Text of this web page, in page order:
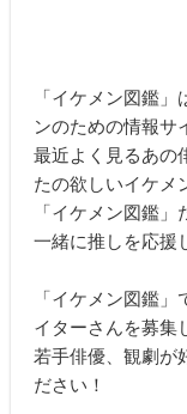
「イケメン図鑑
ンのための情報サ
最近よく見るあの
たの欲しいイケメ
「イケメン図鑑」
一緒に推しを応援
「イケメン図鑑
イターさんを募集
若手俳優、観劇が
ださい！